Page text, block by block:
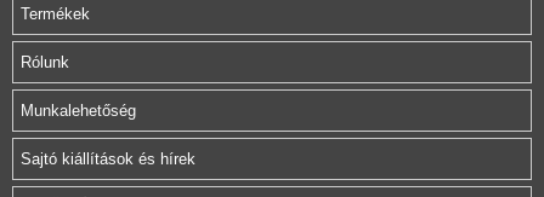
Termékek
Rólunk
Munkalehetőség
Sajtó kiállítások és hírek